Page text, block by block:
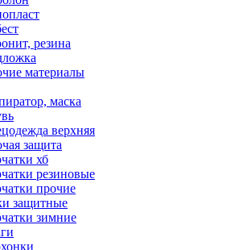
резина
материалы
маска
верхняя
защита
хб
резиновые
прочие
защитные
зимние